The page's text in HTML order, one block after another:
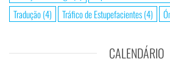
Tradução(4) Tráfico de Estupefacientes(4)
CALENDÁRIO